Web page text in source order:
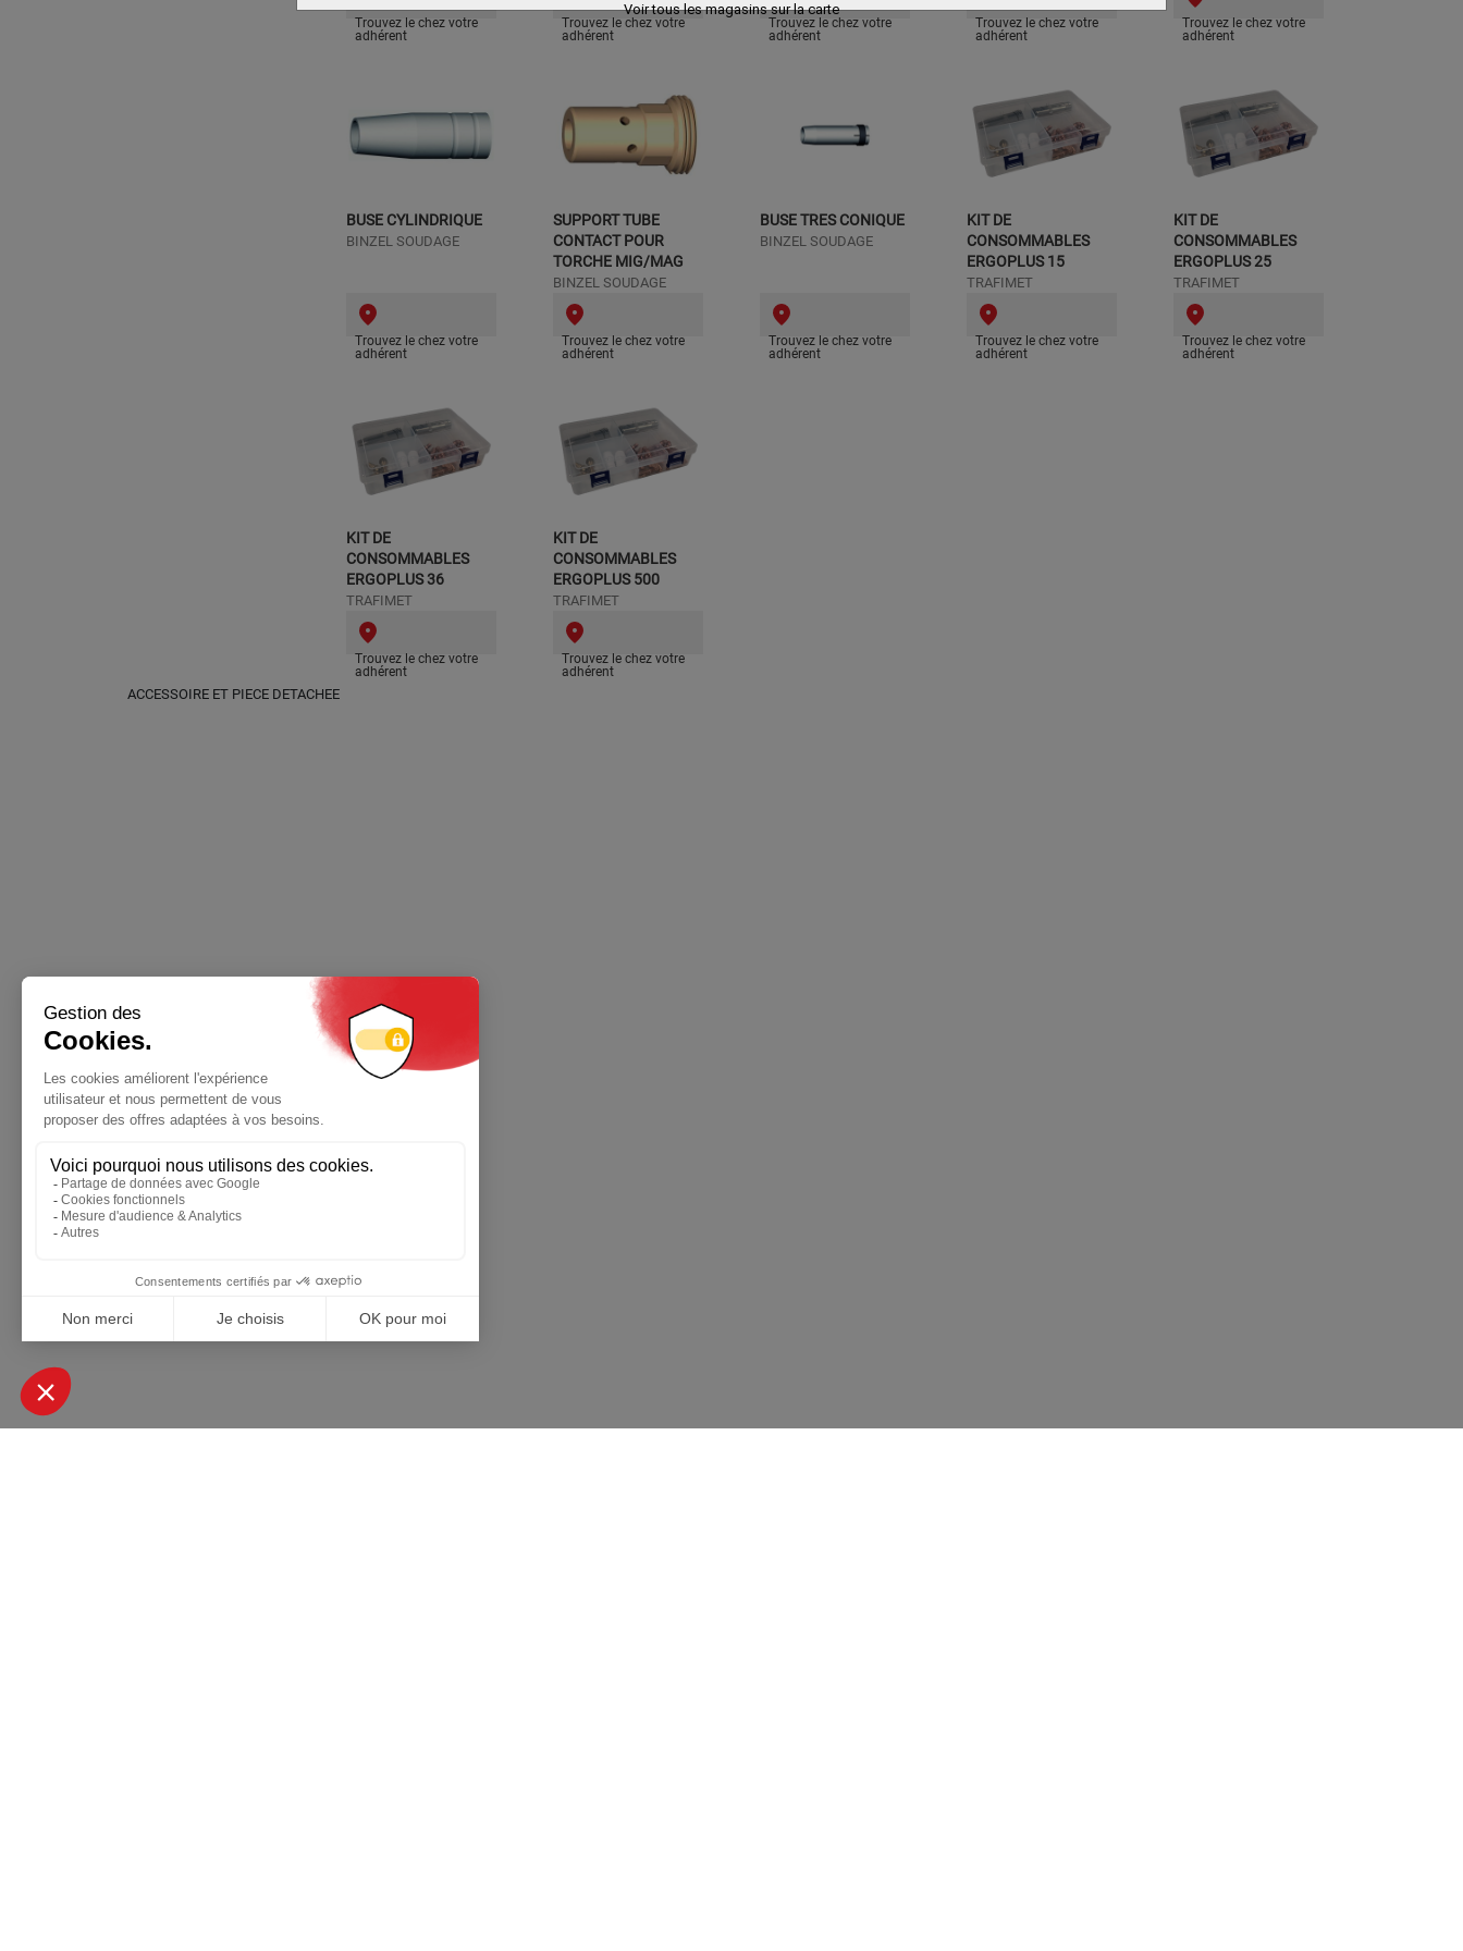
Trouvez le chez votre
adhérent
Trouvez le chez votre
adhérent
Trouvez le chez votre
adhérent
Trouvez le chez votre
adhérent
Trouvez le chez votre
adhérent
BUSE CYLINDRIQUE
BINZEL SOUDAGE
Trouvez le chez votre
adhérent
SUPPORT TUBE
CONTACT POUR
TORCHE MIG/MAG
BINZEL SOUDAGE
Trouvez le chez votre
adhérent
BUSE TRES CONIQUE
BINZEL SOUDAGE
Trouvez le chez votre
adhérent
KIT DE
CONSOMMABLES
ERGOPLUS 15
TRAFIMET
Trouvez le chez votre
adhérent
KIT DE
CONSOMMABLES
ERGOPLUS 25
TRAFIMET
Trouvez le chez votre
adhérent
KIT DE
CONSOMMABLES
ERGOPLUS 36
TRAFIMET
Trouvez le chez votre
adhérent
KIT DE
CONSOMMABLES
ERGOPLUS 500
TRAFIMET
Trouvez le chez votre
adhérent
ACCESSOIRE ET PIECE DETACHEE
Voir tous les magasins sur la carte